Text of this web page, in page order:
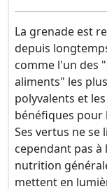
La grenade est
depuis
comme l'un des
aliments" les plus
polyvalents et
bénéfiques pour
Ses vertus ne se
cependant pas à
nutrition
mettent en